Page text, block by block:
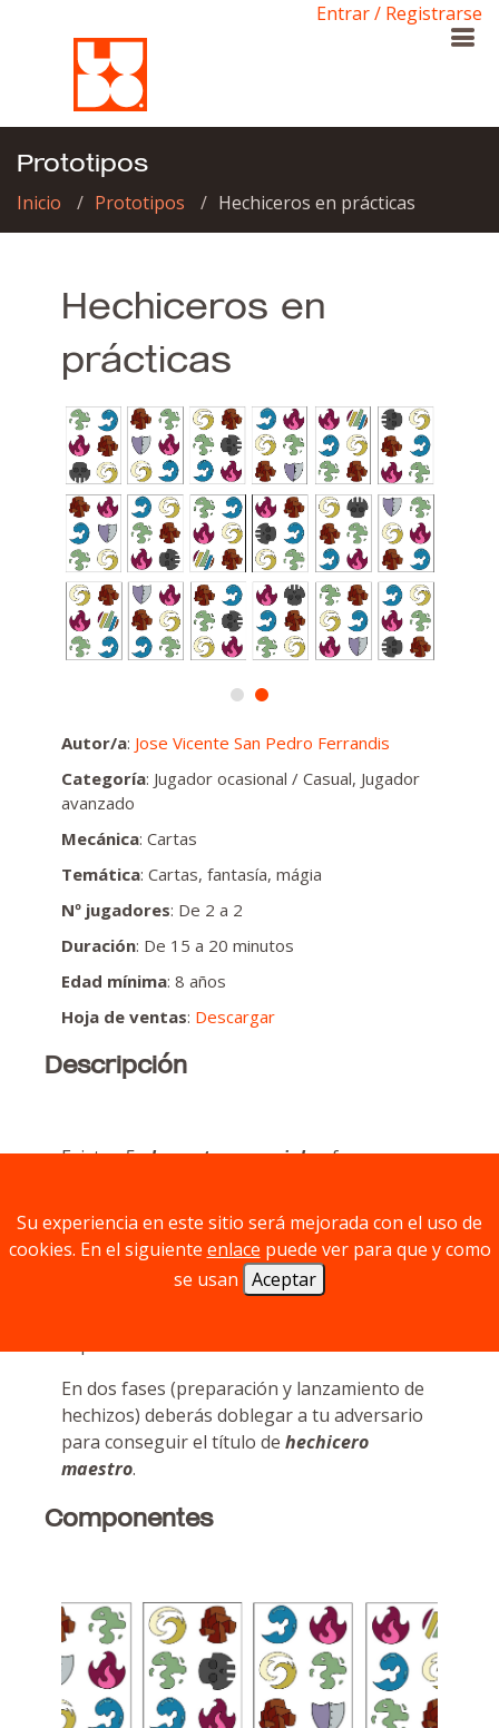
Entrar / Registrarse
Prototipos
Inicio Prototipos Hechiceros en prácticas
Hechiceros en
prácticas
Autor/a: Jose Vicente San Pedro Ferrandis
Categoría: Jugador ocasional / Casual, Jugador
avanzado
Mecánica: Cartas
Temática: Cartas, fantasía, mágia
Nº jugadores: De 2 a 2
Duración: De 15 a 20 minutos
Edad mínima: 8 años
Hoja de ventas: Descargar
Descripción
Existen 5elementos esenciales: fuego, agua,
hechicero, debes reunirlos y dominarlos
todos; pero cuidado, no eres el único
intentando perfeccionar sus habilidades y,
debido a tu corta experiencia en las artes
En dos fases (preparación y lanzamiento de
hechizos) deberás doblegar a tu adversario
para conseguir el título de hechicero
maestro.
Componentes
Su experiencia en este sitio será mejorada con el uso de
cookies. En el siguiente enlace puede ver para que y como
se usan Aceptar